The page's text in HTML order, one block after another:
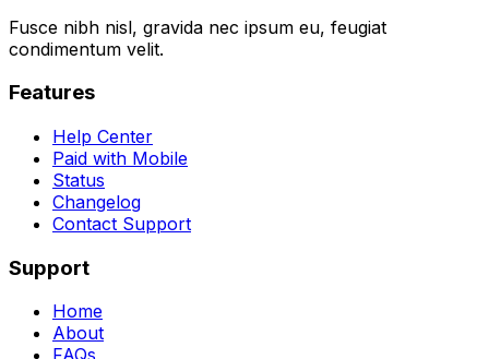
Fusce nibh nisl, gravida nec ipsum eu, feugiat
condimentum velit.
Features
Help Center
Paid with Mobile
Status
Changelog
Contact Support
Support
Home
About